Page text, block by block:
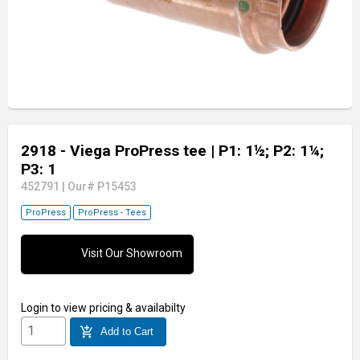
2918 - Viega ProPress tee | P1: 1½; P2: 1¼;
P3: 1
452791 Our# P15453
ProPress ProPress - Tees
Visit Our Showroom
Login to view pricing & availabilty
add_shopping_cart Add to Cart